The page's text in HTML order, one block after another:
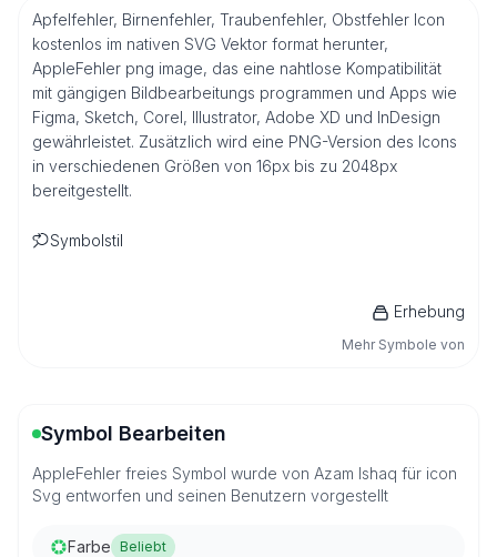
Apfelfehler, Birnenfehler, Traubenfehler, Obstfehler Icon
kostenlos im nativen SVG Vektor format herunter,
AppleFehler png image, das eine nahtlose Kompatibilität
mit gängigen Bildbearbeitungs programmen und Apps wie
Figma, Sketch, Corel, Illustrator, Adobe XD und InDesign
gewährleistet. Zusätzlich wird eine PNG-Version des Icons
in verschiedenen Größen von 16px bis zu 2048px
bereitgestellt.
Symbolstil
Erhebung
Mehr Symbole von
Symbol Bearbeiten
AppleFehler freies Symbol wurde von Azam Ishaq für icon
Svg entworfen und seinen Benutzern vorgestellt
Farbe Beliebt